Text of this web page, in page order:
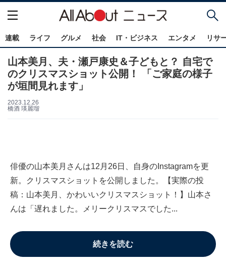
連載 ライフ グルメ 社会 IT・ビジネス エンタメ リサ
山本美月、夫・瀬戸康史＆子どもと？ 自宅で
のクリスマスショット公開！ 「ご家庭の様子
が垣間見れます」
2023.12.26
橋酒 瑛麗瑠
俳優の山本美月さんは12月26日、自身のInstagramを更
新。クリスマスショットを公開しました。【実際の投
稿：山本美月、かわいいクリスマスショット！】山本さ
んは「遅れました。メリークリスマスでした...
続きを読む